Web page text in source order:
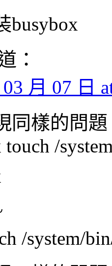
busybox
：
月 07 日
同樣的問題
touch /
/system/